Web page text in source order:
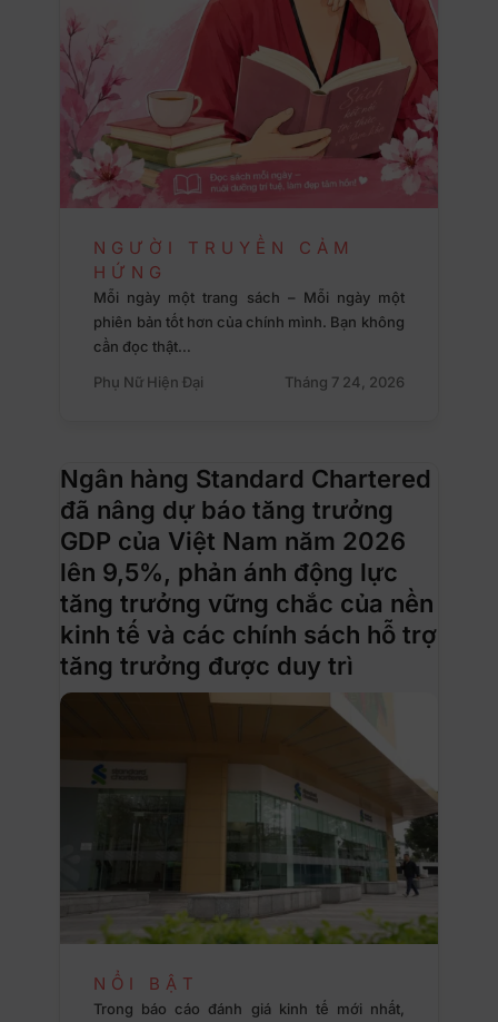
NGƯỜI TRUYỀN CẢM
HỨNG
Mỗi ngày một trang sách – Mỗi ngày một
phiên bản tốt hơn của chính mình. Bạn không
cần đọc thật…
Phụ Nữ Hiện Đại
Tháng 7 24, 2026
Ngân hàng Standard Chartered
đã nâng dự báo tăng trưởng
GDP của Việt Nam năm 2026
lên 9,5%, phản ánh động lực
tăng trưởng vững chắc của nền
kinh tế và các chính sách hỗ trợ
tăng trưởng được duy trì
NỔI BẬT
Trong báo cáo đánh giá kinh tế mới nhất,